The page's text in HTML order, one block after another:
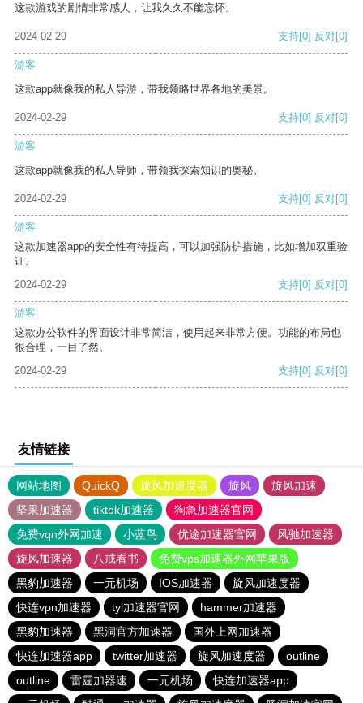
这款游戏的剧情非常感人，让我久久不能忘怀。
2024-02-29 支持[0] 反对[0]
游客
这款app就像我的私人导游，带我领略世界各地的美景。
2024-02-29 支持[0] 反对[0]
游客
这款app就像我的私人导师，带领我探索知识的奥秘。
2024-02-29 支持[0] 反对[0]
游客
这款加速器app的安全性有待提高，可以加强防护措施，比如增加双重验
证。
2024-02-29
支持[0] 反对[0]
游客
这款办公软件的界面设计非常简洁，使用起来非常方便。功能的布局也
很合理，一目了然。
2024-02-29
支持[0] 反对[0]
友情链接
网站地图 QuickQ 旋风加速度器 旋风
旋风加速
坚果加速器
tiktok加速器
狗急加速器官网
免费vqn外网加速
小蓝鸟 优途加速器官网
风驰加速器
旋风加速器
八戒看书
免费vps加速器外网苹果版
黑豹加速器
一元机场 IOS加速器
旋风加速度器
快连vρn加速器
tyl加速器官网
hammer加速器
黑豹加速器
黑洞官方加速器
国外上网加速器
快连加速器app
twitter加速器 旋风加速度器
outline
outline
雷霆加器速 一元机场
快连加速器app